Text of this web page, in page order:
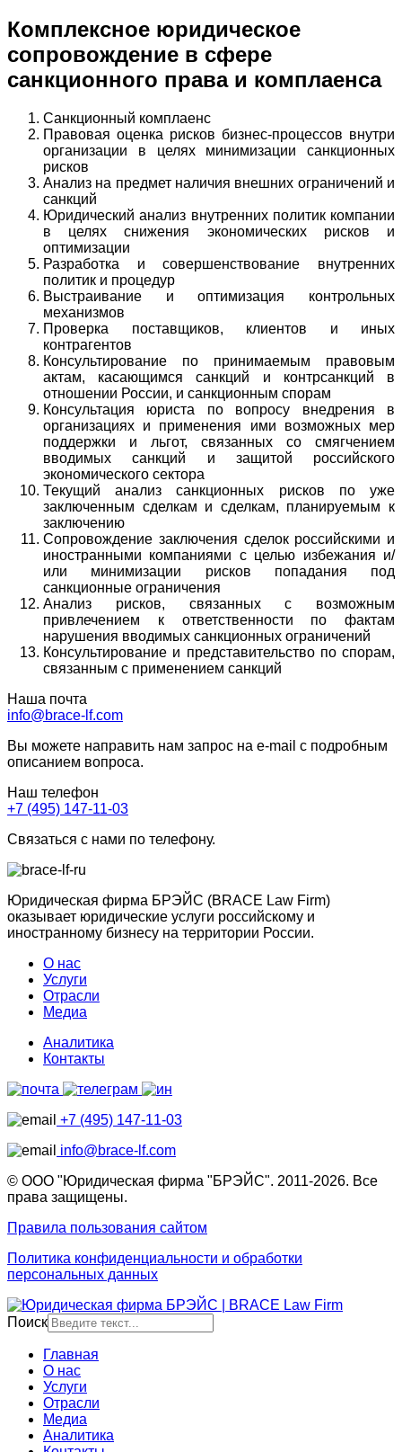
Комплексное юридическое
сопровождение в сфере
санкционного права и комплаенса
Санкционный комплаенс
Правовая оценка рисков бизнес-процессов внутри
организации в целях минимизации санкционных
рисков
Анализ на предмет наличия внешних ограничений и
санкций
Юридический анализ внутренних политик компании
в целях снижения экономических рисков и
оптимизации
Разработка и совершенствование внутренних
политик и процедур
Выстраивание и оптимизация контрольных
механизмов
Проверка поставщиков, клиентов и иных
контрагентов
Консультирование по принимаемым правовым
актам, касающимся санкций и контрсанкций в
отношении России, и санкционным спорам
Консультация юриста по вопросу внедрения в
организациях и применения ими возможных мер
поддержки и льгот, связанных со смягчением
вводимых санкций и защитой российского
экономического сектора
Текущий анализ санкционных рисков по уже
заключенным сделкам и сделкам, планируемым к
заключению
Сопровождение заключения сделок российскими и
иностранными компаниями с целью избежания и/
или минимизации рисков попадания под
санкционные ограничения
Анализ рисков, связанных с возможным
привлечением к ответственности по фактам
нарушения вводимых санкционных ограничений
Консультирование и представительство по спорам,
связанным с применением санкций
Наша почта
info@brace-lf.com
Вы можете направить нам запрос на e-mail с подробным
описанием вопроса.
Наш телефон
+7 (495) 147-11-03
Связаться с нами по телефону.
Юридическая фирма БРЭЙС (BRACE Law Firm)
оказывает юридические услуги российскому и
иностранному бизнесу на территории России.
О нас
Услуги
Отрасли
Медиа
Аналитика
Контакты
+7 (495) 147-11-03
info@brace-lf.com
© ООО "Юридическая фирма "БРЭЙС". 2011-2026. Все
права защищены.
Правила пользования сайтом
Политика конфиденциальности и обработки
персональных данных
Поиск
Главная
О нас
Услуги
Отрасли
Медиа
Аналитика